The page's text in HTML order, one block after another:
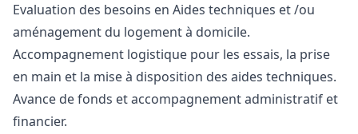
Evaluation des besoins en Aides techniques et /ou
aménagement du logement à domicile.
Accompagnement logistique pour les essais, la prise
en main et la mise à disposition des aides techniques.
Avance de fonds et accompagnement administratif et
financier.